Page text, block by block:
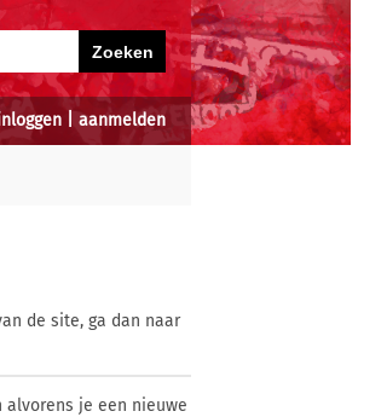
aanmelden
de site, ga dan naar
alvorens je een nieuwe